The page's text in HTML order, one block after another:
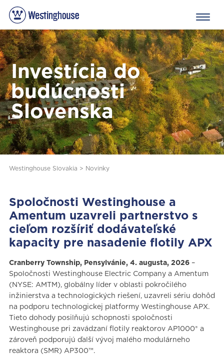
Investícia do
budúcnosti
Slovenska
Westinghouse Slovakia > Novinky
Spoločnosti Westinghouse a
Amentum uzavreli partnerstvo s
cieľom rozšíriť dodávateľské
kapacity pre nasadenie flotily APX
Cranberry Township, Pensylvánie, 4. augusta, 2026–
Spoločnosti Westinghouse Electric Company a Amentum
(NYSE: AMTM), globálny líder v oblasti pokročilého
inžinierstva a technologických riešení, uzavreli sériu dohôd
na podporu technologickej platformy Westinghouse APX.
Tieto dohody posilňujú schopnosti spoločnosti
Westinghouse pri zavádzaní flotily reaktorov AP1000® a
zároveň podporujú ďalší vývoj malého modulárneho
reaktora (SMR) AP300™.